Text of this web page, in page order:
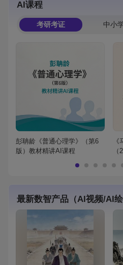
AI课程
考研考证 中小
彭聃龄《普通心理学》（第6
版）教材精讲AI课程
最新数智产品（AI视频/AI绘